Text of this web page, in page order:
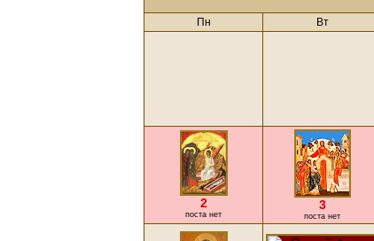
Пн Вт
2
поста нет
3
поста нет